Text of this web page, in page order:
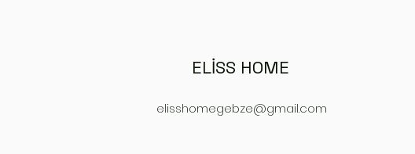
ELİSS HOME
elisshomegebze@gmail.com